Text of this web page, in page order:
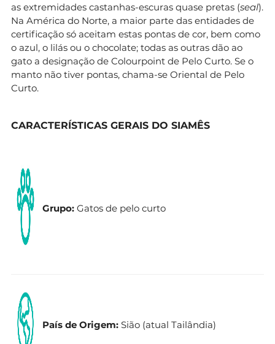
as extremidades castanhas-escuras quase pretas (seal).
Na América do Norte, a maior parte das entidades de
certificação só aceitam estas pontas de cor, bem como
o azul, o lilás ou o chocolate; todas as outras dão ao
gato a designação de Colourpoint de Pelo Curto. Se o
manto não tiver pontas, chama-se Oriental de Pelo
Curto.
CARACTERÍSTICAS GERAIS DO SIAMÊS
Grupo: Gatos de pelo curto
País de Origem: Sião (atual Tailândia)